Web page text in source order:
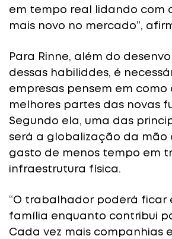
em tempo real lidando com
mais novo no mercado”,
Para Rinne, além do
dessas habiliddes, é
empresas pensem em como
melhores partes das novas
Segundo ela, uma das
será a globalização da mão
gasto de menos tempo em
infraestrutura física.
“O trabalhador poderá ficar
família enquanto contribui
Cada vez mais companhias